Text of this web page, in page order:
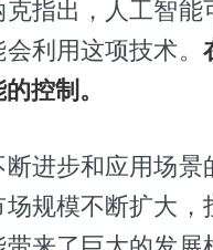
指出，人工智能
利用这项技术。
控制。
断进步和应用场
规模不断扩大，